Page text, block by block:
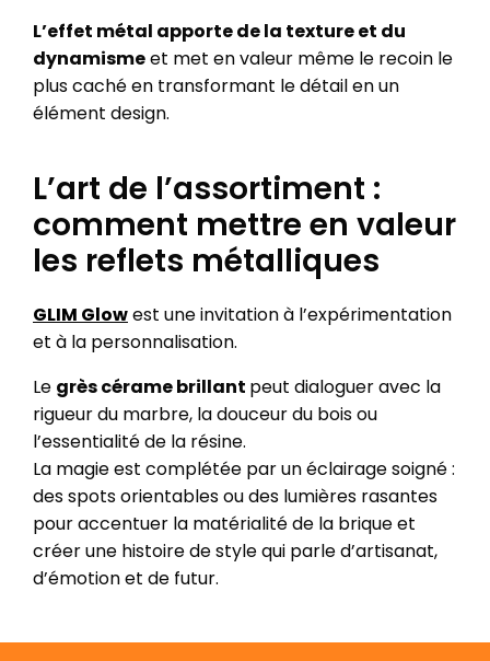
L’effet métal apporte de la texture et du
dynamismeet met en valeur même le recoin le
plus caché en transformant le détail en un
élément design.
L’art de l’assortiment :
comment mettre en valeur
les reflets métalliques
GLIM Glowest une invitation à l’expérimentation
et à la personnalisation.
Le grès cérame brillant peut dialoguer avec la
rigueur du marbre, la douceur du bois ou
l’essentialité de la résine.
La magie est complétée par un éclairage soigné :
des spots orientables ou des lumières rasantes
pour accentuer la matérialité de la brique et
créer une histoire de style qui parle d’artisanat,
d’émotion et de futur.